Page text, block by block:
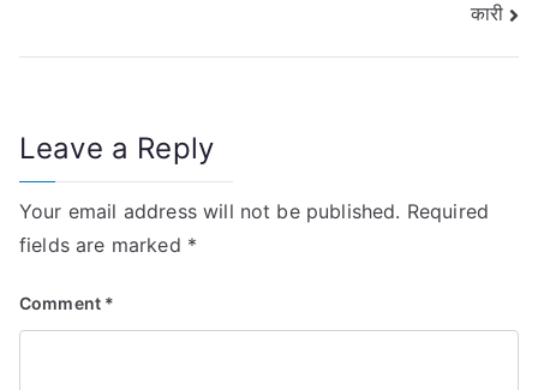
कारी
Leave a Reply
Your email address will not be published. Required
fields are marked *
Comment *